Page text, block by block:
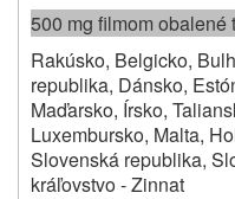
500 mg filmom obalené
Rakúsko, Belgicko,
republika, Dánsko,
Maďarsko, Írsko,
Luxembursko, Malta,
Slovenská republika,
kráľovstvo ‑ Zinnat